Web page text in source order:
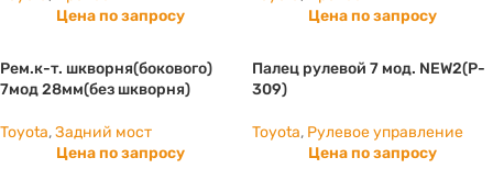
Цена по запросу
Цена по запросу
Рем.к-т. шкворня(бокового)
7мод 28мм(без шкворня)
Toyota,Задний мост
Цена по запросу
Палец рулевой 7 мод. NEW2(P-
309)
Toyota, Рулевое управление
Цена по запросу